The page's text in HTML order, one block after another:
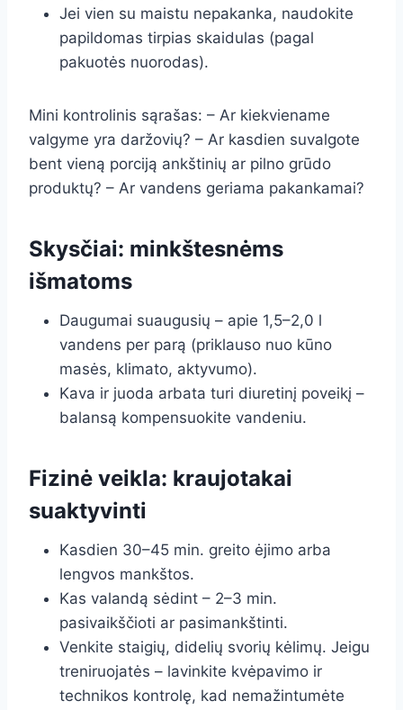
Jei vien su maistu nepakanka, naudokite
papildomas tirpias skaidulas (pagal
pakuotės nuorodas).
Mini kontrolinis sąrašas: – Ar kiekviename
valgyme yra daržovių? – Ar kasdien suvalgote
bent vieną porciją ankštinių ar pilno grūdo
produktų? – Ar vandens geriama pakankamai?
Skysčiai: minkštesnėms
išmatoms
Daugumai suaugusių – apie 1,5–2,0 l
vandens per parą (priklauso nuo kūno
masės, klimato, aktyvumo).
Kava ir juoda arbata turi diuretinį poveikį –
balansą kompensuokite vandeniu.
Fizinė veikla: kraujotakai
suaktyvinti
Kasdien 30–45 min. greito ėjimo arba
lengvos mankštos.
Kas valandą sėdint – 2–3 min.
pasivaikščioti ar pasimankštinti.
Venkite staigių, didelių svorių kėlimų. Jeigu
treniruojatės – lavinkite kvėpavimo ir
technikos kontrolę, kad nemažintumėte